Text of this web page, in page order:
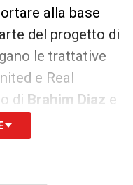
alla base
del progetto di
le trattative
e Real
di Brahim Diaz e